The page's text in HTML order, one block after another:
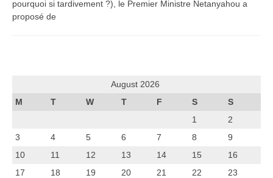
pourquoi si tardivement ?), le Premier Ministre Netanyahou a
proposé de
August 2026
M
T W T F S
S
1
2
3
4 5 6 7 8
9
10
11 12 13 14 15
16
17
18 19 20 21 22
23